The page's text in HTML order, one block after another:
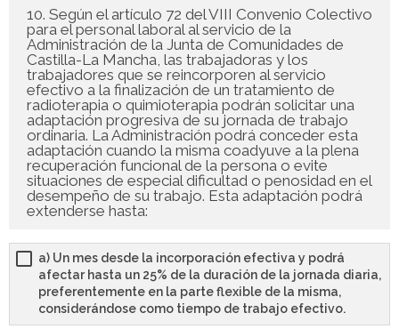
10. Según el artículo 72 del VIII Convenio Colectivo
para el personal laboral al servicio de la
Administración de la Junta de Comunidades de
Castilla-La Mancha, las trabajadoras y los
trabajadores que se reincorporen al servicio
efectivo a la finalización de un tratamiento de
radioterapia o quimioterapia podrán solicitar una
adaptación progresiva de su jornada de trabajo
ordinaria. La Administración podrá conceder esta
adaptación cuando la misma coadyuve a la plena
recuperación funcional de la persona o evite
situaciones de especial dificultad o penosidad en el
desempeño de su trabajo. Esta adaptación podrá
extenderse hasta:
a) Un mes desde la incorporación efectiva y podrá
afectar hasta un 25% de la duración de la jornada diaria,
preferentemente en la parte flexible de la misma,
considerándose como tiempo de trabajo efectivo.